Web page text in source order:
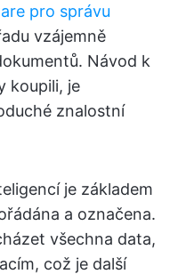
pro správu
vzájemně
Návod k
koupili, je
znalostní
je základem
a označena.
všechna data,
což je další